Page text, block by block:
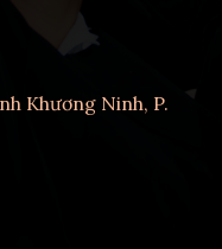
Khương Ninh, P.